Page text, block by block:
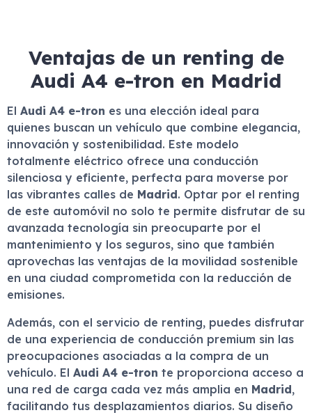
Ventajas de un renting de
Audi A4 e-tron en Madrid
El Audi A4 e-tron es una elección ideal para
quienes buscan un vehículo que combine elegancia,
innovación y sostenibilidad. Este modelo
totalmente eléctrico ofrece una conducción
silenciosa y eficiente, perfecta para moverse por
las vibrantes calles de Madrid. Optar por el renting
de este automóvil no solo te permite disfrutar de su
avanzada tecnología sin preocuparte por el
mantenimiento y los seguros, sino que también
aprovechas las ventajas de la movilidad sostenible
en una ciudad comprometida con la reducción de
emisiones.
Además, con el servicio de renting, puedes disfrutar
de una experiencia de conducción premium sin las
preocupaciones asociadas a la compra de un
vehículo. El Audi A4 e-tron te proporciona acceso a
una red de carga cada vez más amplia en Madrid,
facilitando tus desplazamientos diarios. Su diseño